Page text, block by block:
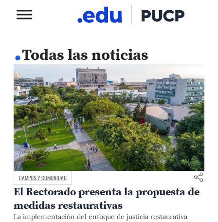
.Todas las noticias
CAMPUS Y COMUNIDAD
El Rectorado presenta la propuesta de
medidas restaurativas
La implementación del enfoque de justicia restaurativa